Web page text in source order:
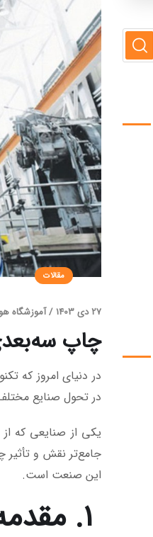
مقالات
27 دی 1403 /آموزشگاه
چاپ
در دنیای امروز که
در تحول صنایع
یکی از صنایعی که
جامع‌تر نقش و تأثیر
این صنعت است.